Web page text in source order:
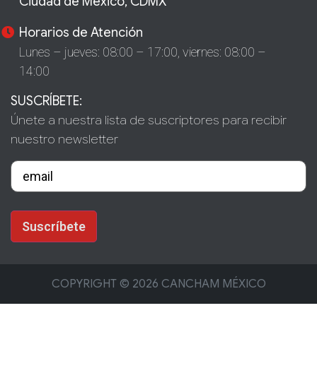
Horarios de Atención
Lunes – jueves: 08:00 – 17:00, viernes: 08:00 –
14:00
SUSCRÍBETE:
Únete a nuestra lista de suscriptores para recibir
nuestro newsletter
COPYRIGHT © 2026 CANCHAM MÉXICO